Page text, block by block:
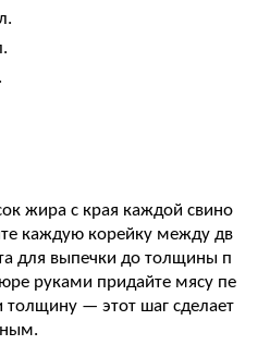
жира с края каждой свино
каждую корейку между дв
для выпечки до толщины п
руками придайте мясу пе
— этот шаг сделает